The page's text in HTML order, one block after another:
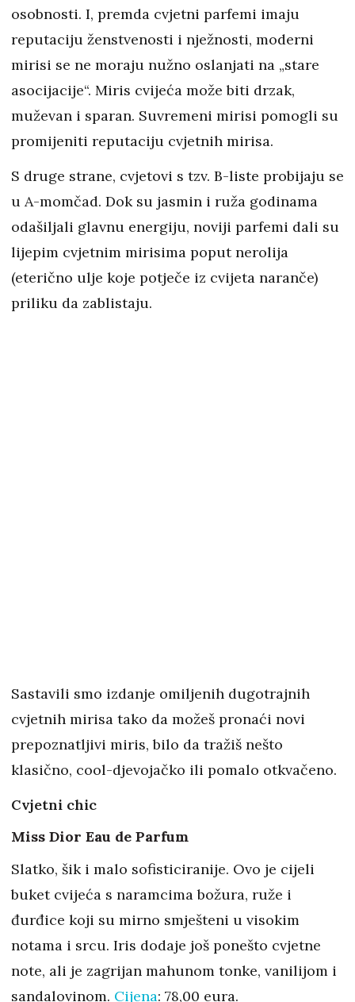
osobnosti. I, premda cvjetni parfemi imaju
reputaciju ženstvenosti i nježnosti, moderni
mirisi se ne moraju nužno oslanjati na „stare
asocijacije“. Miris cvijeća može biti drzak,
muževan i sparan. Suvremeni mirisi pomogli su
promijeniti reputaciju cvjetnih mirisa.
S druge strane, cvjetovi s tzv. B-liste probijaju se
u A-momčad. Dok su jasmin i ruža godinama
odašiljali glavnu energiju, noviji parfemi dali su
lijepim cvjetnim mirisima poput nerolija
(eterično ulje koje potječe iz cvijeta naranče)
priliku da zablistaju.
Sastavili smo izdanje omiljenih dugotrajnih
cvjetnih mirisa tako da možeš pronaći novi
prepoznatljivi miris, bilo da tražiš nešto
klasično, cool-djevojačko ili pomalo otkvačeno.
Cvjetni chic
Miss Dior Eau de Parfum
Slatko, šik i malo sofisticiranije. Ovo je cijeli
buket cvijeća s naramcima božura, ruže i
đurđice koji su mirno smješteni u visokim
notama i srcu. Iris dodaje još ponešto cvjetne
note, ali je zagrijan mahunom tonke, vanilijom i
sandalovinom. Cijena: 78,00 eura.